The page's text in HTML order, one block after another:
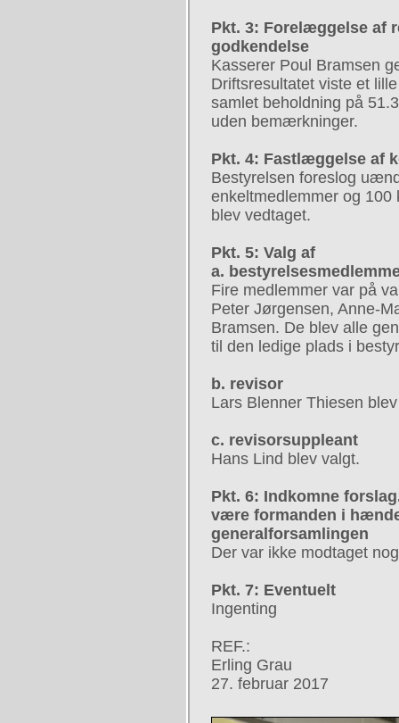
Pkt. 3: Forelæggelse af
godkendelse
Kasserer Poul Bramsen
Driftsresultatet viste et
samlet beholdning på
uden bemærkninger.
Pkt. 4: Fastlæggelse af
Bestyrelsen foreslog
enkeltmedlemmer og 100
blev vedtaget.
Pkt. 5: Valg af
a.
Fire medlemmer var på
Peter Jørgensen, Anne-
Bramsen. De blev alle
til den ledige plads i
b. revisor
Lars Blenner Thiesen
c. revisorsuppleant
Hans Lind blev valgt.
Pkt. 6: Indkomne
være formanden i
generalforsamlingen
Der var ikke modtaget
Pkt. 7: Eventuelt
Ingenting
REF.:
Erling Grau
27. februar 2017